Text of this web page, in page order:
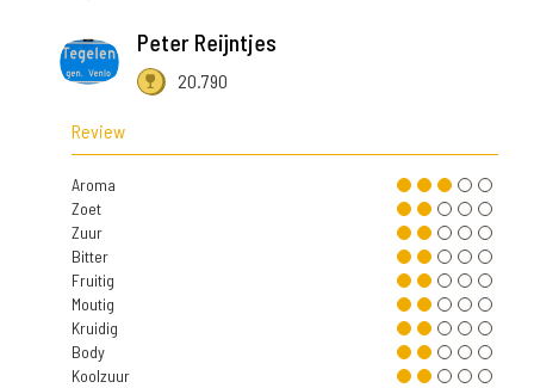
Peter Reijntjes
20.790
Review
Aroma
Zoet
Zuur
Bitter
Fruitig
Moutig
Kruidig
Body
Koolzuur